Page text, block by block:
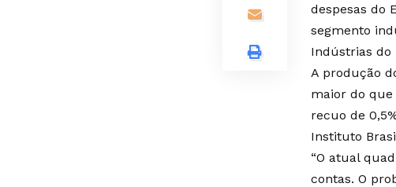
despesas do
segmento
Indústrias do
A produção
maior do
recuo de
Instituto
“O atual
contas. O